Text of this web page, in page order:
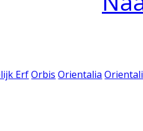
Erf Orbis Orientalia